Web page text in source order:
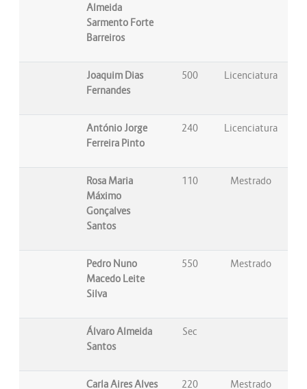
Almeida
Sarmento Forte
Barreiros
Joaquim Dias
Fernandes
500 Licenciatura
António Jorge
Ferreira Pinto
240 Licenciatura
Rosa Maria
Máximo
Gonçalves
Santos
110 Mestrado
Pedro Nuno
Macedo Leite
Silva
550 Mestrado
Álvaro Almeida
Santos
Sec
Carla Aires Alves 220 Mestrado